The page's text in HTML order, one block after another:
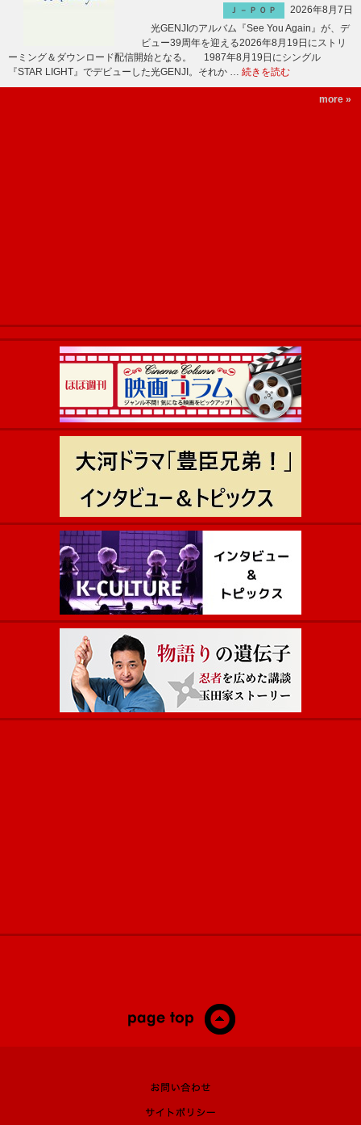
Ｊ－ＰＯＰ
2026年8月7日
光GENJIのアルバム『See You Again』が、デ
ビュー39周年を迎える2026年8月19日にストリ
ーミング＆ダウンロード配信開始となる。 1987年8月19日にシングル
『STAR LIGHT』でデビューした光GENJI。それか … 続きを読む
more »